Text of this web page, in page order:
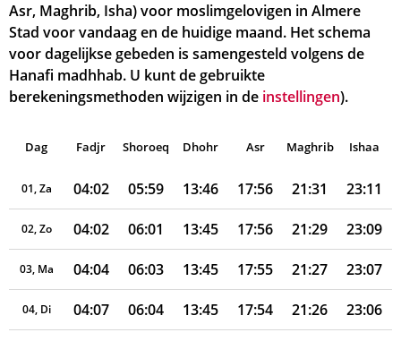
Asr, Maghrib, Isha) voor moslimgelovigen in Almere
Stad voor vandaag en de huidige maand. Het schema
voor dagelijkse gebeden is samengesteld volgens de
Hanafi madhhab. U kunt de gebruikte
berekeningsmethoden wijzigen in de instellingen).
Dag Fadjr Shoroeq Dhohr Asr Maghrib Ishaa
01, Za 04:02 05:59 13:46 17:56 21:31 23:11
02, Zo 04:02 06:01 13:45 17:56 21:29 23:09
03, Ma 04:04 06:03 13:45 17:55 21:27 23:07
04, Di 04:07 06:04 13:45 17:54 21:26 23:06